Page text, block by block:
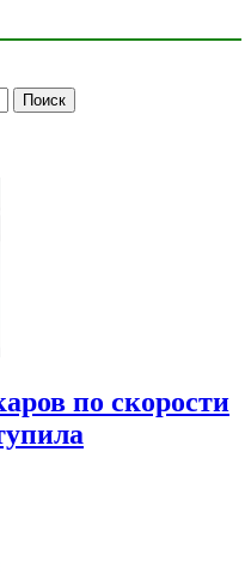
по скорости